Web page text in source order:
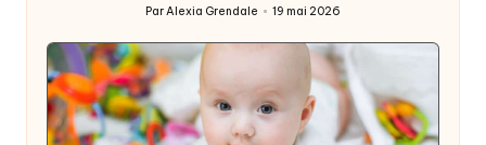
Posted
by
ParAlexia Grendale 19 mai 2026